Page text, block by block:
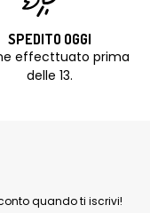
SPEDITO OGGI
effecttuato prima
delle 13.
quando ti iscrivi!